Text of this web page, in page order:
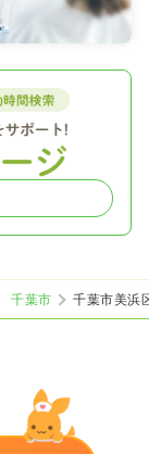
千葉市
千葉市美浜